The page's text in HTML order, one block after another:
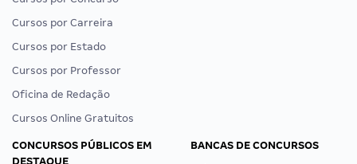
Cursos por Carreira
Cursos por Estado
Cursos por Professor
Oficina de Redação
Cursos Online Gratuitos
CONCURSOS PÚBLICOS EM
DESTAQUE
BANCAS DE CONCURSOS